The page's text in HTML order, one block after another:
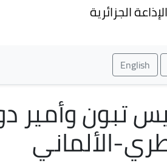
الإذاعة الجزائرية
English
تبون
الألماني